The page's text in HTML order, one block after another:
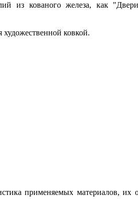
из кованого железа, как
художественной ковкой.
применяемых материалов, их